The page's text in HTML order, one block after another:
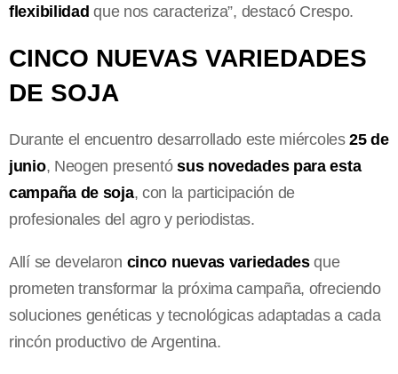
flexibilidad que nos caracteriza”, destacó Crespo.
CINCO NUEVAS VARIEDADES
DE SOJA
Durante el encuentro desarrollado este miércoles25 de
junio, Neogen presentósus novedades para esta
campaña de soja, con la participación de
profesionales del agro y periodistas.
Allí se develaron cinco nuevas variedadesque
prometen transformar la próxima campaña, ofreciendo
soluciones genéticas y tecnológicas adaptadas a cada
rincón productivo de Argentina.